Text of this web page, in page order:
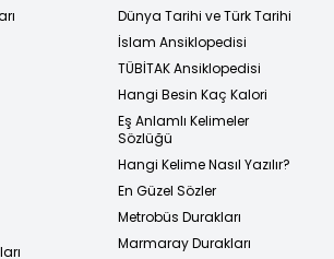
Dünya Tarihi ve Türk Tarihi
İslam Ansiklopedisi
TÜBİTAK Ansiklopedisi
Hangi Besin Kaç Kalori
Eş Anlamlı Kelimeler
Sözlüğü
Hangi Kelime Nasıl Yazılır?
En Güzel Sözler
Metrobüs Durakları
Marmaray Durakları